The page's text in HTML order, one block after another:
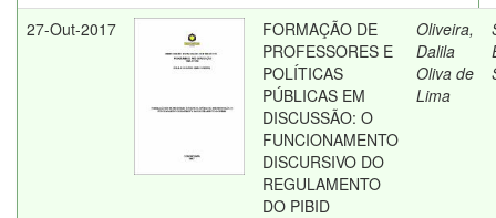
27-Out-2017
FORMAÇÃO DE
PROFESSORES E
POLÍTICAS
PÚBLICAS EM
DISCUSSÃO: O
FUNCIONAMENTO
DISCURSIVO DO
REGULAMENTO
DO PIBID
Oliveira,
Dalila
Oliva de
Lima